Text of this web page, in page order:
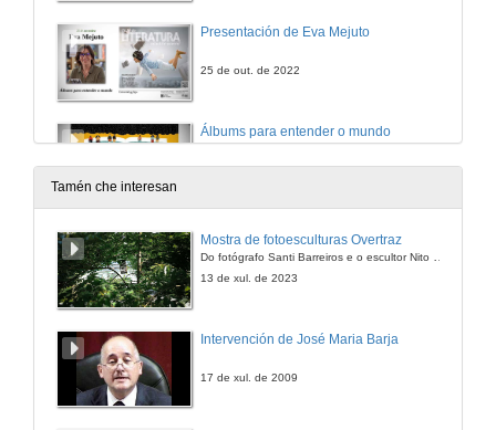
Presentación de Eva Mejuto
25 de out. de 2022
Álbums para entender o mundo
Conferencia
25 de out. de 2022
Tamén che interesan
Mostra de fotoesculturas Overtraz
13 de xul. de 2023
Intervención de José Maria Barja
17 de xul. de 2009